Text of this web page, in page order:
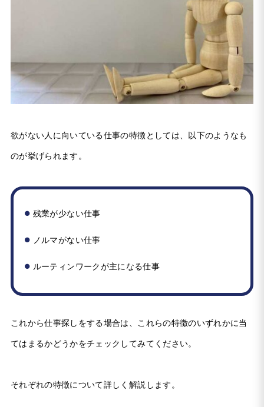
欲がない人に向いている仕事の特徴としては、以下のようなも
のが挙げられます。
残業が少ない仕事
ノルマがない仕事
ルーティンワークが主になる仕事
これから仕事探しをする場合は、これらの特徴のいずれかに当
てはまるかどうかをチェックしてみてください。
それぞれの特徴について詳しく解説します。